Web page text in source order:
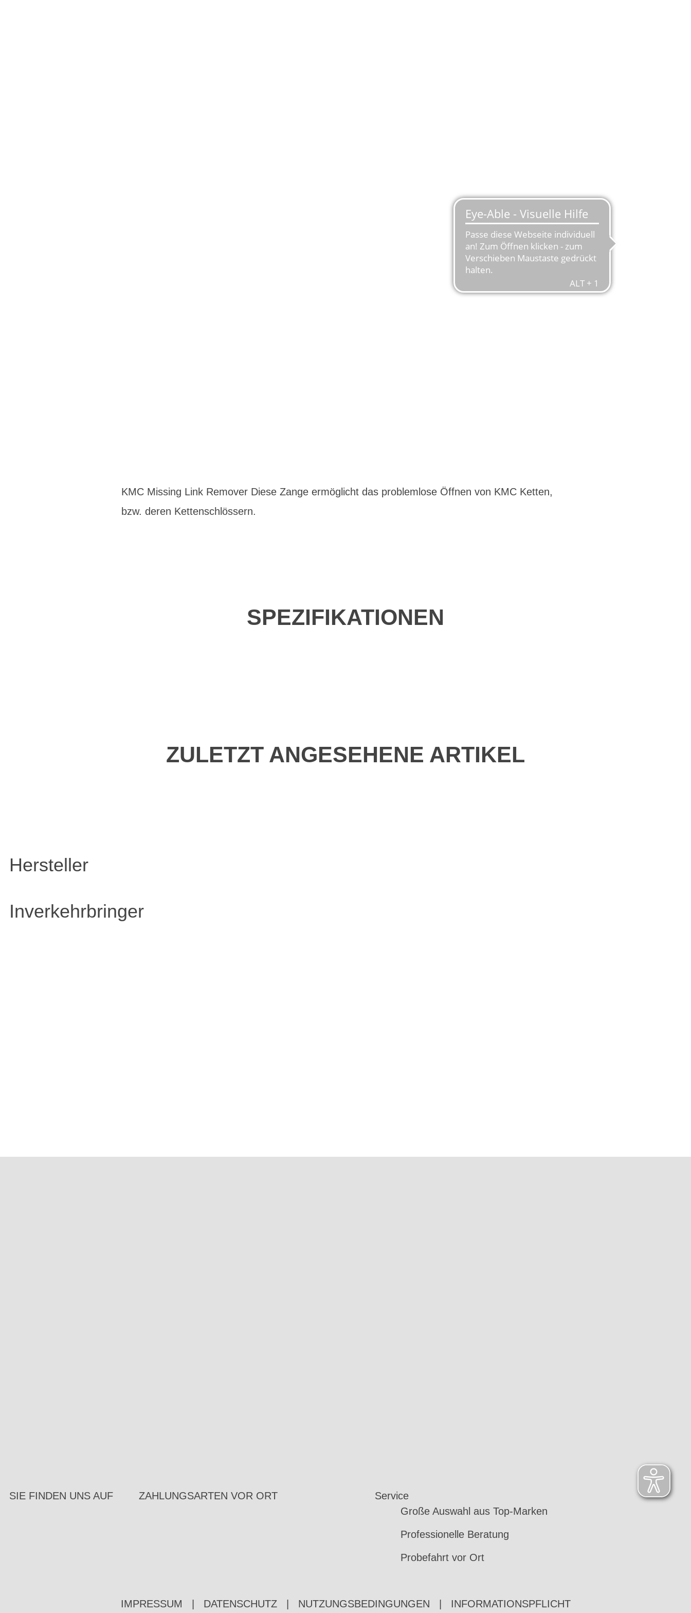
KMC Missing Link Remover Diese Zange ermöglicht das problemlose Öffnen von KMC Ketten,
bzw. deren Kettenschlössern.
SPEZIFIKATIONEN
ZULETZT ANGESEHENE ARTIKEL
Hersteller
Inverkehrbringer
SIE FINDEN UNS AUF ZAHLUNGSARTEN VOR ORT
Service
Große Auswahl aus Top-Marken
Professionelle Beratung
Probefahrt vor Ort
IMPRESSUM DATENSCHUTZ NUTZUNGSBEDINGUNGEN INFORMATIONSPFLICHT